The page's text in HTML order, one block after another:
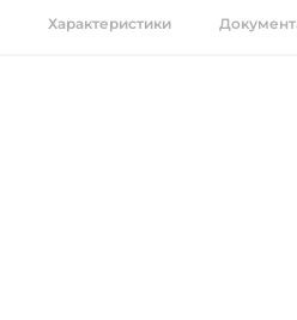
Характеристики